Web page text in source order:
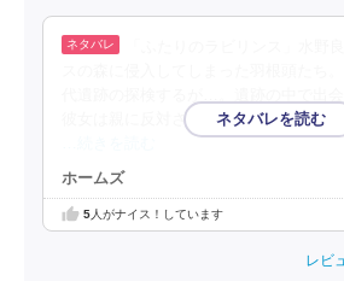
彼女は親に反対された恋の為、遺跡で
ホームズ
5人がナイス！しています
レビ